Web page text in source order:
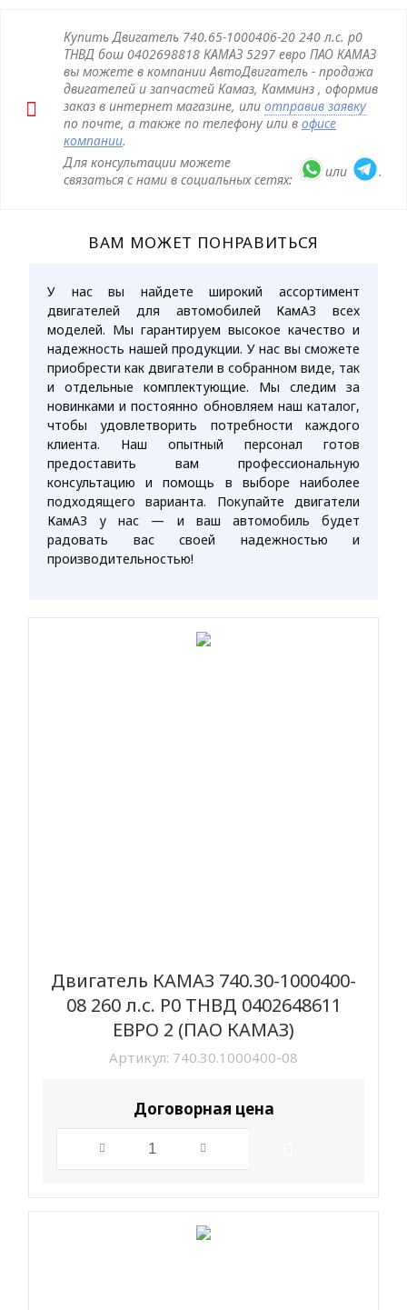
Купить Двигатель 740.65-1000406-20 240 л.с. р0
ТНВД бош 0402698818 КАМАЗ 5297 евро ПАО КАМАЗ
вы можете в компании АвтоДвигатель - продажа
двигателей и запчастей Камаз, Камминз , оформив
заказ в интернет магазине, или отправив заявку
по почте, а также по телефону или в офисе
компании.
Для консультации можете
связаться с нами в социальных сетях:
или .
ВАМ МОЖЕТ ПОНРАВИТЬСЯ
У нас вы найдете широкий ассортимент
двигателей для автомобилей КамАЗ всех
моделей. Мы гарантируем высокое качество и
надежность нашей продукции. У нас вы сможете
приобрести как двигатели в собранном виде, так
и отдельные комплектующие. Мы следим за
новинками и постоянно обновляем наш каталог,
чтобы удовлетворить потребности каждого
клиента. Наш опытный персонал готов
предоставить вам профессиональную
консультацию и помощь в выборе наиболее
подходящего варианта. Покупайте двигатели
КамАЗ у нас — и ваш автомобиль будет
радовать вас своей надежностью и
производительностью!
Двигатель КАМАЗ 740.30-1000400-
08 260 л.с. Р0 ТНВД 0402648611
ЕВРО 2 (ПАО КАМАЗ)
Артикул: 740.30.1000400-08
Договорная цена